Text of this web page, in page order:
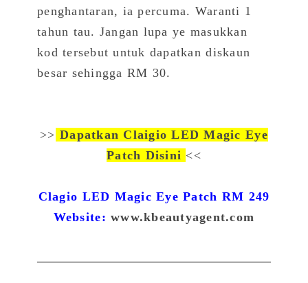
penghantaran, ia percuma. Waranti 1
tahun tau. Jangan lupa ye masukkan
kod tersebut untuk dapatkan diskaun
besar sehingga RM 30.
>> Dapatkan Claigio LED Magic Eye
Patch Disini <<
Clagio LED Magic Eye Patch RM 249
Website:www.kbeautyagent.com